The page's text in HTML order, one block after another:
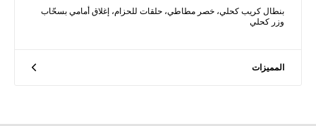
بنطال كريب كحلي، خصر مطاطي، حلقات للحزام، إغلاق أمامي بسحّاب
وزر كحلي
المميزات